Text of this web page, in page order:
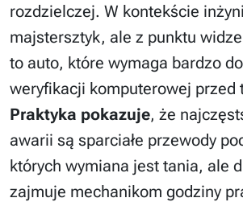
rozdzielczej. W kontekście
majstersztyk, ale z punktu
to auto, które wymaga bardzo
weryfikacji komputerowej przed
Praktyka pokazuje, że
awarii są sparciałe przewody
których wymiana jest tania, ale
zajmuje mechanikom godziny